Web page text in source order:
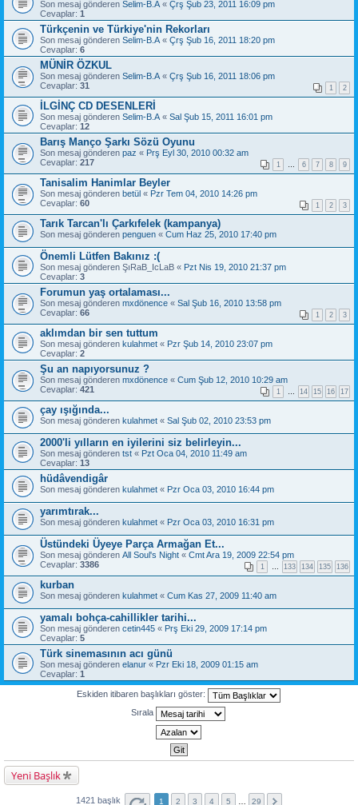
Son mesaj gönderen Selim-B.A « Çrş Şub 23, 2011 16:09 pm
Cevaplar: 1
Türkçenin ve Türkiye'nin Rekorları
Son mesaj gönderen Selim-B.A « Çrş Şub 16, 2011 18:20 pm
Cevaplar: 6
MÜNİR ÖZKUL
Son mesaj gönderen Selim-B.A « Çrş Şub 16, 2011 18:06 pm
Cevaplar: 31 1 2
İLGİNÇ CD DESENLERİ
Son mesaj gönderen Selim-B.A « Sal Şub 15, 2011 16:01 pm
Cevaplar: 12
Barış Manço Şarkı Sözü Oyunu
Son mesaj gönderen paz « Prş Eyl 30, 2010 00:32 am
Cevaplar: 217 1 6 7 8 9
Tanisalim Hanimlar Beyler
Son mesaj gönderen betül « Pzr Tem 04, 2010 14:26 pm
Cevaplar: 60 1 2 3
Tarık Tarcan'lı Çarkıfelek (kampanya)
Son mesaj gönderen penguen « Cum Haz 25, 2010 17:40 pm
Önemli Lütfen Bakınız :(
Son mesaj gönderen ŞıRaB_IcLaB « Pzt Nis 19, 2010 21:37 pm
Cevaplar: 3
Forumun yaş ortalaması...
Son mesaj gönderen mxdönence « Sal Şub 16, 2010 13:58 pm
Cevaplar: 66 1 2 3
aklımdan bir sen tuttum
Son mesaj gönderen kulahmet « Pzr Şub 14, 2010 23:07 pm
Cevaplar: 2
Şu an napıyorsunuz ?
Son mesaj gönderen mxdönence « Cum Şub 12, 2010 10:29 am
Cevaplar: 421 1 14 15 16 17
çay ışığında...
Son mesaj gönderen kulahmet « Sal Şub 02, 2010 23:53 pm
2000'li yılların en iyilerini siz belirleyin...
Son mesaj gönderen tst « Pzt Oca 04, 2010 11:49 am
Cevaplar: 13
hüdâvendigâr
Son mesaj gönderen kulahmet « Pzr Oca 03, 2010 16:44 pm
yarımtırak...
Son mesaj gönderen kulahmet « Pzr Oca 03, 2010 16:31 pm
Üstündeki Üyeye Parça Armağan Et...
Son mesaj gönderen All Soul's Night « Cmt Ara 19, 2009 22:54 pm
Cevaplar: 3386 1 133 134 135 136
kurban
Son mesaj gönderen kulahmet « Cum Kas 27, 2009 11:40 am
yamalı bohça-cahillikler tarihi...
Son mesaj gönderen cetin445 « Prş Eki 29, 2009 17:14 pm
Cevaplar: 5
Türk sinemasının acı günü
Son mesaj gönderen elanur « Pzr Eki 18, 2009 01:15 am
Cevaplar: 1
Eskiden itibaren başlıkları göster:
Sırala
Yeni Başlık
1421 başlık 1 2 3 4 5 29